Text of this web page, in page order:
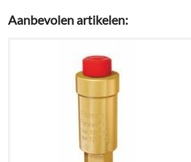
Aanbevolen artikelen: